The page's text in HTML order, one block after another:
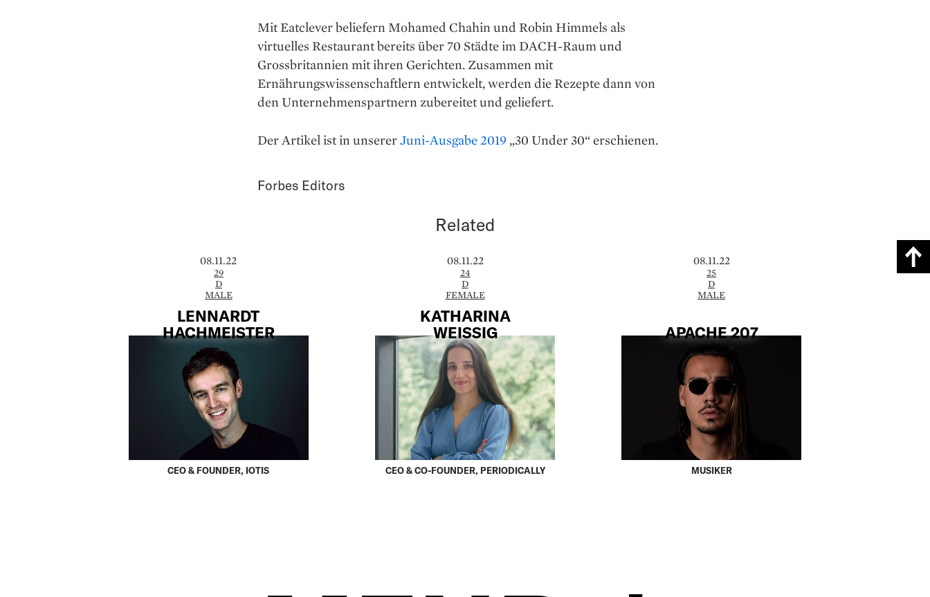
Mit Eatclever beliefern Mohamed Chahin und Robin Himmels als
virtuelles Restaurant bereits über 70 Städte im DACH-Raum und
Grossbritannien mit ihren Gerichten. Zusammen mit
Ernährungswissenschaftlern entwickelt, werden die Rezepte dann von
den Unternehmenspartnern zubereitet und geliefert.
Der Artikel ist in unsererJuni-Ausgabe 2019 „30 Under 30“ erschienen.
Forbes Editors
Related
08.11.22
29
D
MALE
LENNARDT
HACHMEISTER
CEO & FOUNDER, IOTIS
08.11.22
24
D
FEMALE
KATHARINA
WEISSIG
CEO & CO-FOUNDER, PERIODICALLY
08.11.22
25
D
MALE
APACHE 207
MUSIKER